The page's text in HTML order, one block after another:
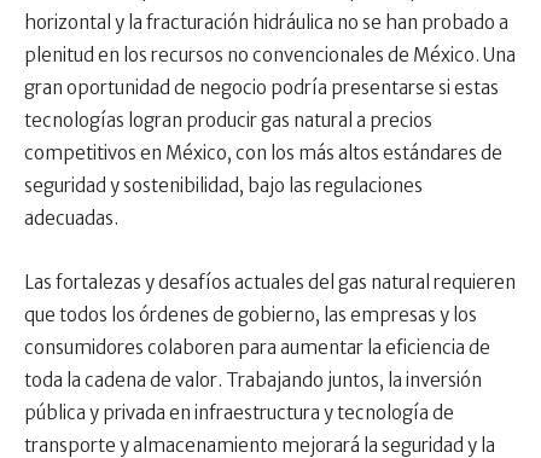
horizontal y la fracturación hidráulica no se han probado a
plenitud en los recursos no convencionales de México. Una
gran oportunidad de negocio podría presentarse si estas
tecnologías logran producir gas natural a precios
competitivos en México, con los más altos estándares de
seguridad y sostenibilidad, bajo las regulaciones
adecuadas.
Las fortalezas y desafíos actuales del gas natural requieren
que todos los órdenes de gobierno, las empresas y los
consumidores colaboren para aumentar la eficiencia de
toda la cadena de valor. Trabajando juntos, la inversión
pública y privada en infraestructura y tecnología de
transporte y almacenamiento mejorará la seguridad y la